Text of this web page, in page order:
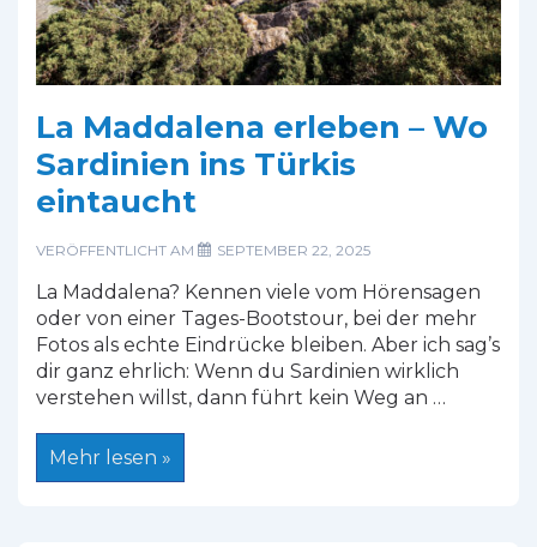
La Maddalena erleben – Wo
Sardinien ins Türkis
eintaucht
VERÖFFENTLICHT AM SEPTEMBER 22, 2025
La Maddalena? Kennen viele vom Hörensagen
oder von einer Tages-Bootstour, bei der mehr
Fotos als echte Eindrücke bleiben. Aber ich sag’s
dir ganz ehrlich: Wenn du Sardinien wirklich
verstehen willst, dann führt kein Weg an …
La
Mehr lesen »